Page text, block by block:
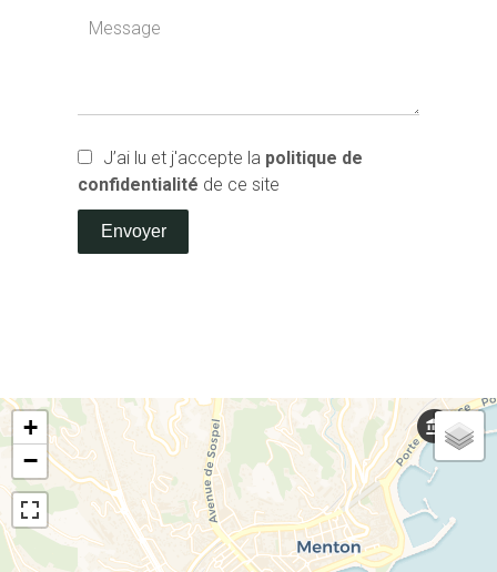
J’ai lu et j'accepte la politique de
confidentialité de ce site
Envoyer
+
−